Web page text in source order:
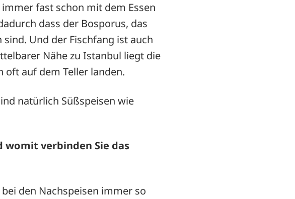
fast schon mit dem Essen
dass der Bosporus, das
Und der Fischfang ist auch
Nähe zu Istanbul liegt die
oft auf dem Teller landen.
natürlich Süßspeisen wie
womit verbinden Sie das
den Nachspeisen immer so